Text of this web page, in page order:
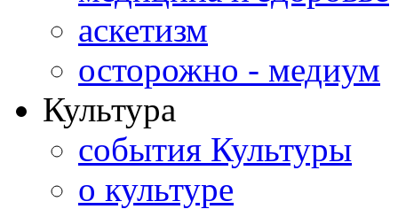
аскетизм
осторожно - медиум
Культура
события Культуры
о культуре